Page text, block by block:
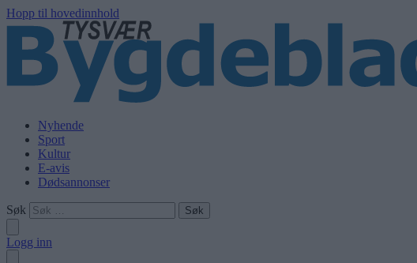
Hopp til hovedinnhold
Nyhende
Sport
Kultur
E-avis
Dødsannonser
Søk
Logg inn